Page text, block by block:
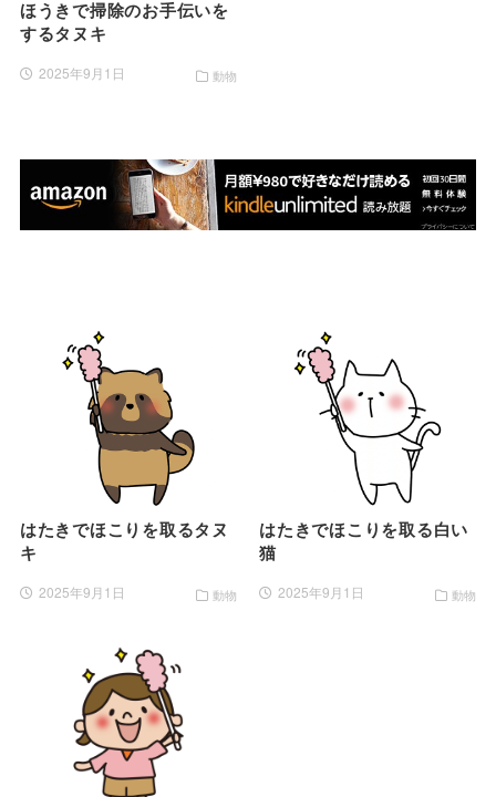
ほうきで掃除のお手伝いを
するタヌキ
2025年9月1日 動物
はたきでほこりを取るタヌ
キ
2025年9月1日 動物
はたきでほこりを取る白い
猫
2025年9月1日 動物